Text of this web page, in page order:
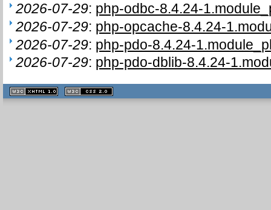
2026-07-29: php-odbc-8.4.24-
2026-07-29: php-opcache-8.4.24-
2026-07-29: php-pdo-8.4.24-
2026-07-29: php-pdo-dblib-8.4.24-
XHTML
1.1 valide
2.0 valide